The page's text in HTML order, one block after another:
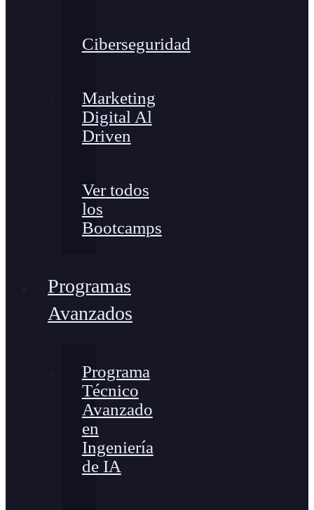
Ciberseguridad
Marketing
Digital Al
Driven
Ver todos
los
Bootcamps
Programas
Avanzados
Programa
Técnico
Avanzado
en
Ingeniería
de IA